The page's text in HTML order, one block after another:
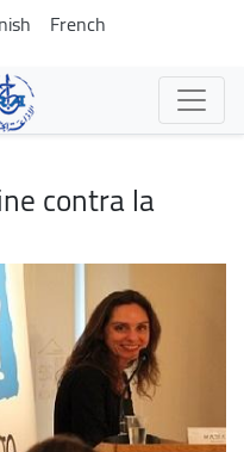
French
contra la